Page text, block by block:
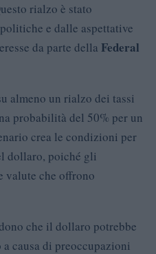
rialzo è stato
e dalle aspettative
da parte della Federal
almeno un rialzo dei tassi
probabilità del 50% per un
crea le condizioni per
dollaro, poiché gli
valute che offrono
che il dollaro potrebbe
causa di preoccupazioni